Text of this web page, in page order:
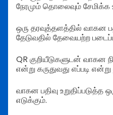
நேரமும் தொலைவும் சேமிக்க
ஒரு தரவுத்தளத்தில் வாகன
தேடுவதில் தேவையற்ற
QR குறியீடுகளுடன் வாகன
என்று கருதுவது எப்படி
வாகன பதிவு உறுதிப்படுத்த
எடுக்கும்.